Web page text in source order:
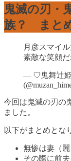
鬼滅の刃・
族？ まと
月彦スマイ
素敵な笑顔
— ♡鬼舞辻姫
今回は鬼滅の刃の
ました。
以下がまとめとな
無惨は妻（
その際に前